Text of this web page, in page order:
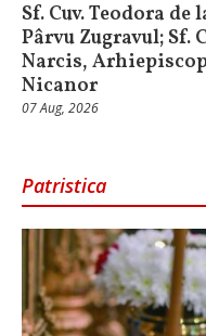
Sf. Cuv. Teodora de
Pârvu Zugravul; Sf.
Narcis,
Nicanor
07 Aug, 2026
Patristica